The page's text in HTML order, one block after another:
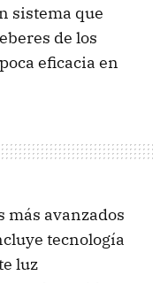
sistema que
de los
eficacia en
más avanzados
tecnología
luz